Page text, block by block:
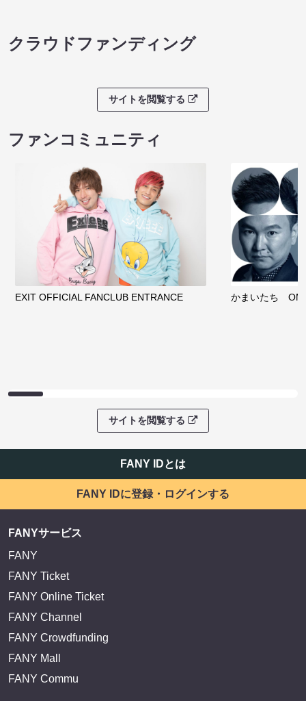
クラウドファンディング
サイトを閲覧する
ファンコミュニティ
EXIT OFFICIAL FANCLUB ENTRANCE かまいたち
サイトを閲覧する
FANY IDとは
FANY IDに登録・ログインする
FANYサービス
FANY
FANY Ticket
FANY Online Ticket
FANY Channel
FANY Crowdfunding
FANY Mall
FANY Commu